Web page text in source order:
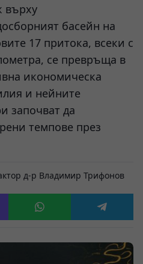
върху
басейн на
17 притока, всеки с
се превръща в
икономическа
и нейните
започват да
темпове през
д-р Владимир Трифонов